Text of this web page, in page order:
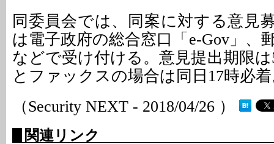
同委員会では、同案に対する意見
は電子政府の総合窓口「e-Gov」、
などで受け付ける。意見提出期限
とファックスの場合は同日17時必
（Security NEXT - 2018/04/26 ）
関連リンク